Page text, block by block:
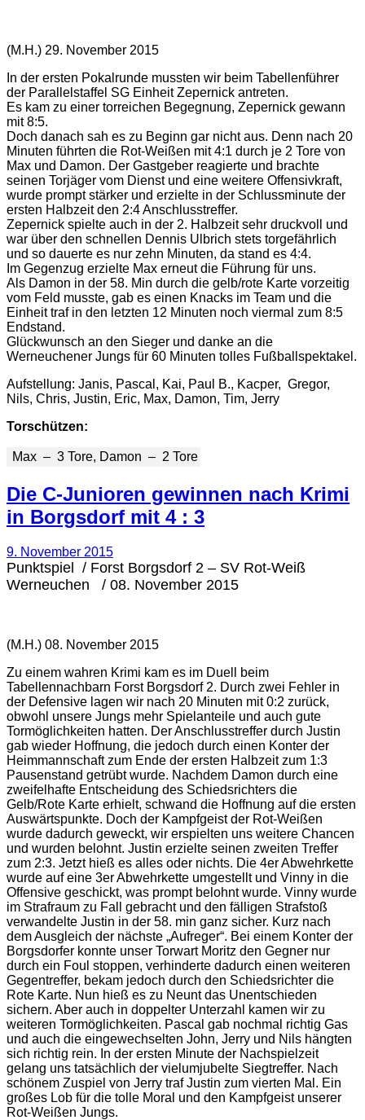
(M.H.) 29. November 2015
In der ersten Pokalrunde mussten wir beim Tabellenführer
der Parallelstaffel SG Einheit Zepernick antreten.
Es kam zu einer torreichen Begegnung, Zepernick gewann
mit 8:5.
Doch danach sah es zu Beginn gar nicht aus. Denn nach 20
Minuten führten die Rot-Weißen mit 4:1 durch je 2 Tore von
Max und Damon. Der Gastgeber reagierte und brachte
seinen Torjäger vom Dienst und eine weitere Offensivkraft,
wurde prompt stärker und erzielte in der Schlussminute der
ersten Halbzeit den 2:4 Anschlusstreffer.
Zepernick spielte auch in der 2. Halbzeit sehr druckvoll und
war über den schnellen Dennis Ulbrich stets torgefährlich
und so dauerte es nur zehn Minuten, da stand es 4:4.
Im Gegenzug erzielte Max erneut die Führung für uns.
Als Damon in der 58. Min durch die gelb/rote Karte vorzeitig
vom Feld musste, gab es einen Knacks im Team und die
Einheit traf in den letzten 12 Minuten noch viermal zum 8:5
Endstand.
Glückwunsch an den Sieger und danke an die
Werneuchener Jungs für 60 Minuten tolles Fußballspektakel.
Aufstellung: Janis, Pascal, Kai, Paul B., Kacper, Gregor,
Nils, Chris, Justin, Eric, Max, Damon, Tim, Jerry
Torschützen:
Max – 3 Tore, Damon – 2 Tore
Die C-Junioren gewinnen nach Krimi
in Borgsdorf mit 4 : 3
9. November 2015
Punktspiel / Forst Borgsdorf 2 – SV Rot-Weiß
Werneuchen / 08. November 2015
(M.H.) 08. November 2015
Zu einem wahren Krimi kam es im Duell beim
Tabellennachbarn Forst Borgsdorf 2. Durch zwei Fehler in
der Defensive lagen wir nach 20 Minuten mit 0:2 zurück,
obwohl unsere Jungs mehr Spielanteile und auch gute
Tormöglichkeiten hatten. Der Anschlusstreffer durch Justin
gab wieder Hoffnung, die jedoch durch einen Konter der
Heimmannschaft zum Ende der ersten Halbzeit zum 1:3
Pausenstand getrübt wurde. Nachdem Damon durch eine
zweifelhafte Entscheidung des Schiedsrichters die
Gelb/Rote Karte erhielt, schwand die Hoffnung auf die ersten
Auswärtspunkte. Doch der Kampfgeist der Rot-Weißen
wurde dadurch geweckt, wir erspielten uns weitere Chancen
und wurden belohnt. Justin erzielte seinen zweiten Treffer
zum 2:3. Jetzt hieß es alles oder nichts. Die 4er Abwehrkette
wurde auf eine 3er Abwehrkette umgestellt und Vinny in die
Offensive geschickt, was prompt belohnt wurde. Vinny wurde
im Strafraum zu Fall gebracht und den fälligen Strafstoß
verwandelte Justin in der 58. min ganz sicher. Kurz nach
dem Ausgleich der nächste „Aufreger“. Bei einem Konter der
Borgsdorfer konnte unser Torwart Moritz den Gegner nur
durch ein Foul stoppen, verhinderte dadurch einen weiteren
Gegentreffer, bekam jedoch durch den Schiedsrichter die
Rote Karte. Nun hieß es zu Neunt das Unentschieden
sichern. Aber auch in doppelter Unterzahl kamen wir zu
weiteren Tormöglichkeiten. Pascal gab nochmal richtig Gas
und auch die eingewechselten John, Jerry und Nils hängten
sich richtig rein. In der ersten Minute der Nachspielzeit
gelang uns tatsächlich der vielumjubelte Siegtreffer. Nach
schönem Zuspiel von Jerry traf Justin zum vierten Mal. Ein
großes Lob für die tolle Moral und den Kampfgeist unserer
Rot-Weißen Jungs.